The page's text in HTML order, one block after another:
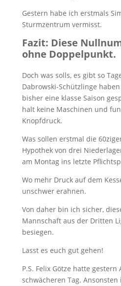
Gestern habe ich erstmals
Sturmzentrum vermisst.
Fazit: Diese
ohne Doppelpunkt.
Doch was solls, es gibt so
Dabrowski-Schützlinge
bisher eine klasse Saison
halt keine Maschinen und
Knopfdruck.
Was sollen erstmal die
Hypothek von drei
am Montag ins letzte
Wo mehr Druck auf dem
unschwer erahnen.
Von daher bin ich sicher,
Mannschaft aus der Dritten
besiegen.
Lasst es euch gut gehen!
P.S. Felix Götze hatte gestern
schwächeren Tag.